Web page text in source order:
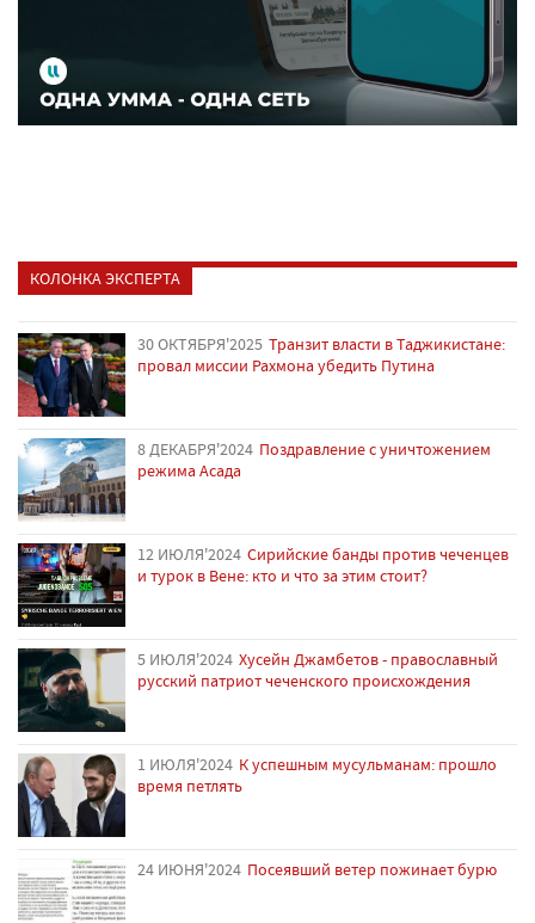
КОЛОНКА ЭКСПЕРТА
30 ОКТЯБРЯ'2025 Транзит власти в Таджикистане:
провал миссии Рахмона убедить Путина
8 ДЕКАБРЯ'2024 Поздравление с уничтожением
режима Асада
12 ИЮЛЯ'2024 Сирийские банды против чеченцев
и турок в Вене: кто и что за этим стоит?
5 ИЮЛЯ'2024 Хусейн Джамбетов - православный
русский патриот чеченского происхождения
1 ИЮЛЯ'2024 К успешным мусульманам: прошло
время петлять
24 ИЮНЯ'2024 Посеявший ветер пожинает бурю